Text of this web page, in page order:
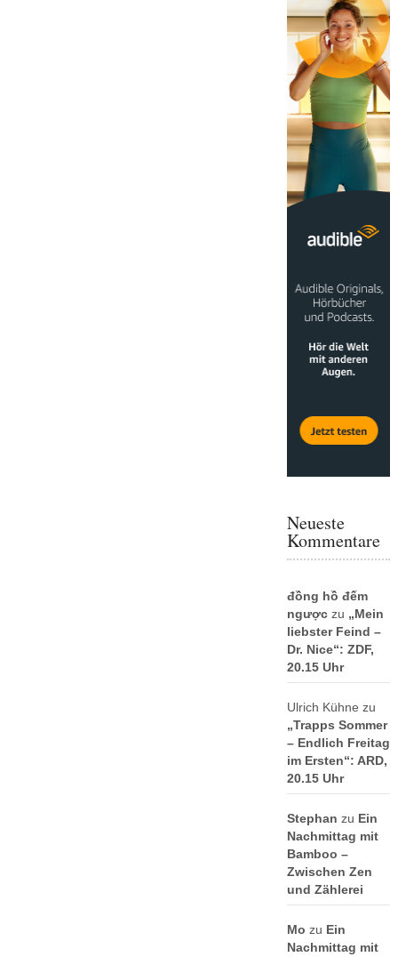
Neueste
Kommentare
đồng hồ đếm
ngượczu „Mein
liebster Feind –
Dr. Nice“: ZDF,
20.15 Uhr
Ulrich Kühne zu
„Trapps Sommer
– Endlich Freitag
im Ersten“: ARD,
20.15 Uhr
Stephan zu Ein
Nachmittag mit
Bamboo –
Zwischen Zen
und Zählerei
Mo zu Ein
Nachmittag mit